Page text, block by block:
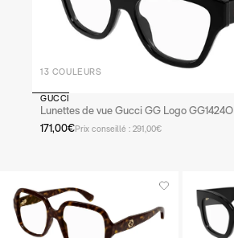
13 COULEURS
GUCCI
Lunettes de vue Gucci GG Logo GG1424O
171,00€Prix conseillé : 291,00€